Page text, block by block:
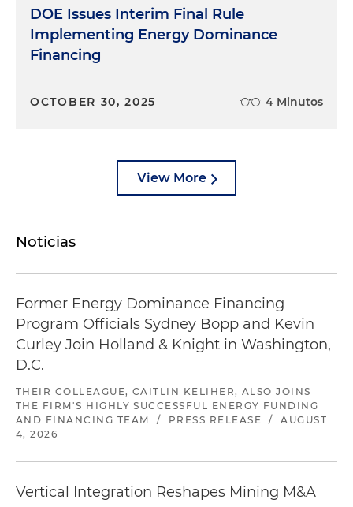
DOE Issues Interim Final Rule
Implementing Energy Dominance
Financing
OCTOBER 30, 2025 4 Minutos
View More
Noticias
Former Energy Dominance Financing
Program Officials Sydney Bopp and Kevin
Curley Join Holland & Knight in Washington,
D.C.
THEIR COLLEAGUE, CAITLIN KELIHER, ALSO JOINS
THE FIRM'S HIGHLY SUCCESSFUL ENERGY FUNDING
AND FINANCING TEAM
/ PRESS RELEASE /
AUGUST
4, 2026
Vertical Integration Reshapes Mining M&A